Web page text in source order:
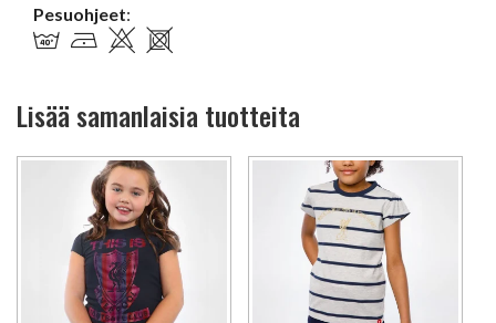
Pesuohjeet:
Lisää samanlaisia tuotteita